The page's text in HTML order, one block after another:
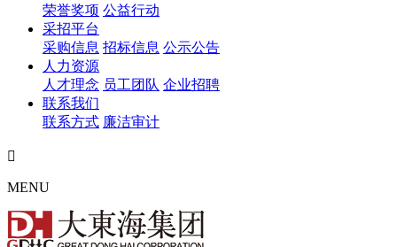
荣誉奖项 公益行动
采招平台
采购信息 招标信息 公示公告
人力资源
人才理念 员工团队 企业招聘
联系我们
联系方式 廉洁审计

MENU